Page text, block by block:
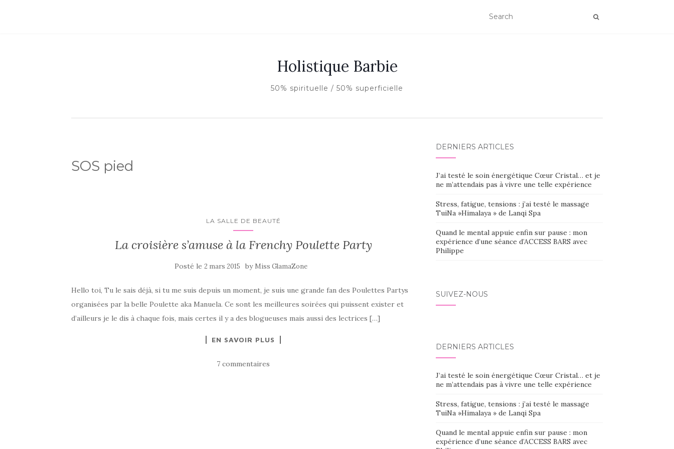
Holistique Barbie
50% spirituelle / 50% superficielle
SOS pied
LA SALLE DE BEAUTÉ
La croisière s’amuse à la Frenchy Poulette Party
Posté le 2 mars 2015 by Miss GlamaZone
Hello toi, Tu le sais déjà, si tu me suis depuis un moment, je suis une grande fan des Poulettes Partys
organisées par la belle Poulette aka Manuela. Ce sont les meilleures soirées qui puissent exister et
d’ailleurs je le dis à chaque fois, mais certes il y a des blogueuses mais aussi des lectrices […]
EN SAVOIR PLUS
7 commentaires
DERNIERS ARTICLES
J’ai testé le soin énergétique Cœur Cristal… et je
ne m’attendais pas à vivre une telle expérience
Stress, fatigue, tensions : j’ai testé le massage
TuiNa »Himalaya » de Lanqi Spa
Quand le mental appuie enfin sur pause : mon
expérience d’une séance d’ACCESS BARS avec
Philippe
SUIVEZ-NOUS
DERNIERS ARTICLES
J’ai testé le soin énergétique Cœur Cristal… et je
ne m’attendais pas à vivre une telle expérience
Stress, fatigue, tensions : j’ai testé le massage
TuiNa »Himalaya » de Lanqi Spa
Quand le mental appuie enfin sur pause : mon
expérience d’une séance d’ACCESS BARS avec